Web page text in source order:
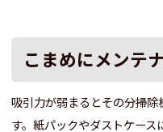
こまめにメンテ
吸引力が弱まるとその分掃
す。紙パックやダストケー